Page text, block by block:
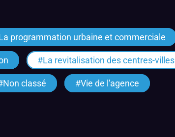
programmation urbaine et commerciale
La revitalisation des centres-villes
Non classé Vie de l'agence